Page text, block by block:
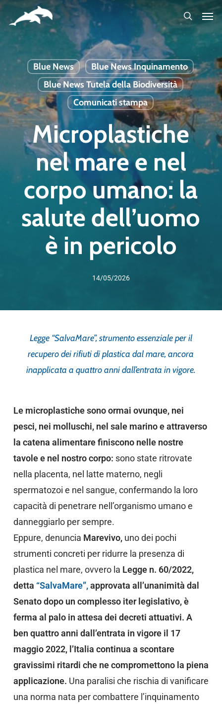
Skip
to
content
Blue News
Blue News Inquinamento
Blue News Tutela della Biodiversità
Comunicati stampa
Microplastiche
nel mare e nel
corpo umano: la
salute dell’uomo
è in pericolo
14/05/2026
Legge “SalvaMare”, strumento essenziale per il
recupero dei rifiuti di plastica dal mare, ancora
inapplicata a quattro anni dall’entrata in vigore.
Le microplastiche sono ormai ovunque, nei
pesci, nei molluschi, nel sale marino e attraverso
la catena alimentare finiscono nelle nostre
tavole e nel nostro corpo: sono state ritrovate
nella placenta, nel latte materno, negli
spermatozoi e nel sangue, confermando la loro
capacità di penetrare nell’organismo umano e
danneggiarlo per sempre.
Eppure, denuncia Marevivo, uno dei pochi
strumenti concreti per ridurre la presenza di
plastica nel mare, ovvero la Legge n. 60/2022,
detta “SalvaMare”,approvata all’unanimità dal
Senato dopo un complesso iter legislativo, è
ferma al palo in attesa dei decreti attuativi. A
ben quattro anni dall’entrata in vigore il 17
maggio 2022, l’Italia continua a scontare
gravissimi ritardi che ne compromettono la piena
applicazione. Una paralisi che rischia di vanificare
una norma nata per combattere l’inquinamento